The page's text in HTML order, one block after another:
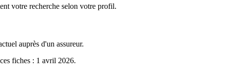
votre recherche selon votre profil.
auprès d'un assureur.
fiches : 1 avril 2026.